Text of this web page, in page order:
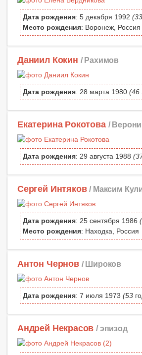
Дата рождения: 5 декабря 1992 (33
Место рождения: Воронеж, Россия
Даниил Кокин / Рахимов
Дата рождения: 28 марта 1980 (46
Екатерина Рокотова /
Дата рождения: 29 августа 1988
Сергей Интяков / Максим
Дата рождения: 25 сентября 1986
Место рождения: Находка, Россия
Антон Чернов / Широков
Дата рождения: 7 июля 1973 (53
Андрей Некрасов / эпизод